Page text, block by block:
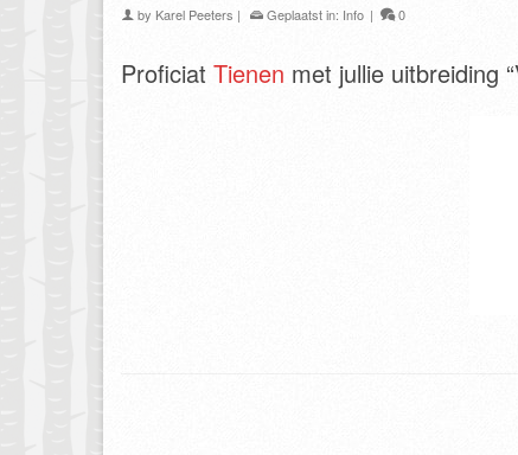
by Karel Peeters | Geplaatst in: Info | 0
Proficiat Tienen met jullie uitbreiding